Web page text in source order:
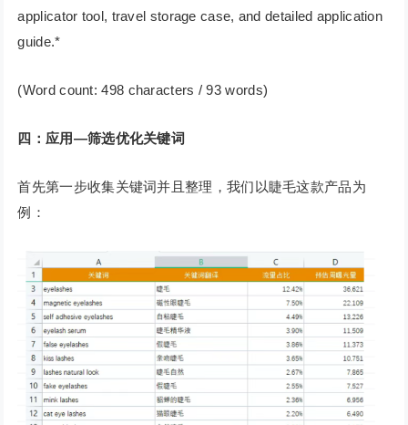
applicator tool, travel storage case, and detailed application
guide.*
(Word count: 498 characters / 93 words)
四：应用—筛选优化关键词
首先第一步收集关键词并且整理，我们以睫毛这款产品为
例：